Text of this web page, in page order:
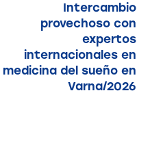
Intercambio
provechoso con
expertos
internacionales en
medicina del sueño en
Varna/2026